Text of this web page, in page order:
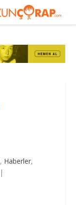
, Haberler,
|